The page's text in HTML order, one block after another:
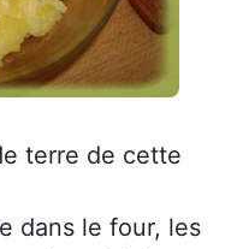
terre de cette
dans le four, les